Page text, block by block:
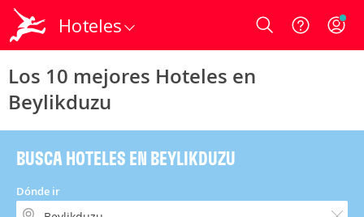
Hoteles Login
Los 10 mejores Hoteles en
Beylikduzu
BUSCA HOTELES EN BEYLIKDUZU
Dónde ir